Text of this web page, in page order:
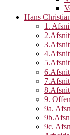
Hans
1.
9.
9a.
9c.